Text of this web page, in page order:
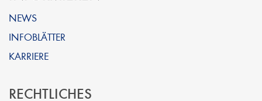
NEWS
INFOBLÄTTER
KARRIERE
RECHTLICHES